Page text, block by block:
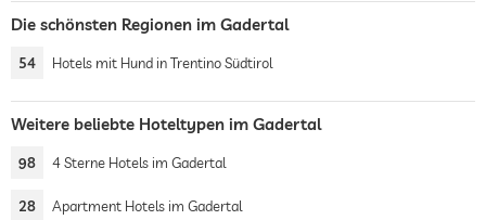
Die schönsten Regionen im Gadertal
54 Hotels mit Hund in Trentino Südtirol
Weitere beliebte Hoteltypen im Gadertal
98 4 Sterne Hotels im Gadertal
28 Apartment Hotels im Gadertal